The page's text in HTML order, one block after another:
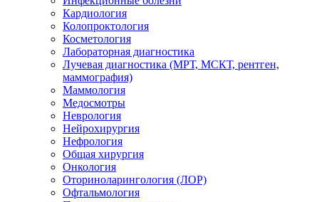
Кардиология
Колопроктология
Косметология
Лабораторная диагностика
Лучевая диагностика (МРТ, МСКТ, рентген,
маммография)
Маммология
Медосмотры
Неврология
Нейрохирургия
Нефрология
Общая хирургия
Онкология
Оториноларингология (ЛОР)
Офтальмология